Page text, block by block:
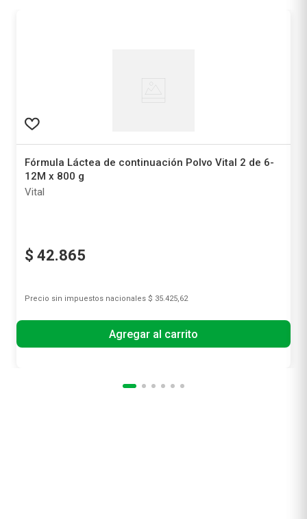
Fórmula Láctea de continuación Polvo Vital 2 de 6-
12M x 800 g
Vital
$ 42.865
Precio sin impuestos nacionales $ 35.425,62
Agregar al carrito